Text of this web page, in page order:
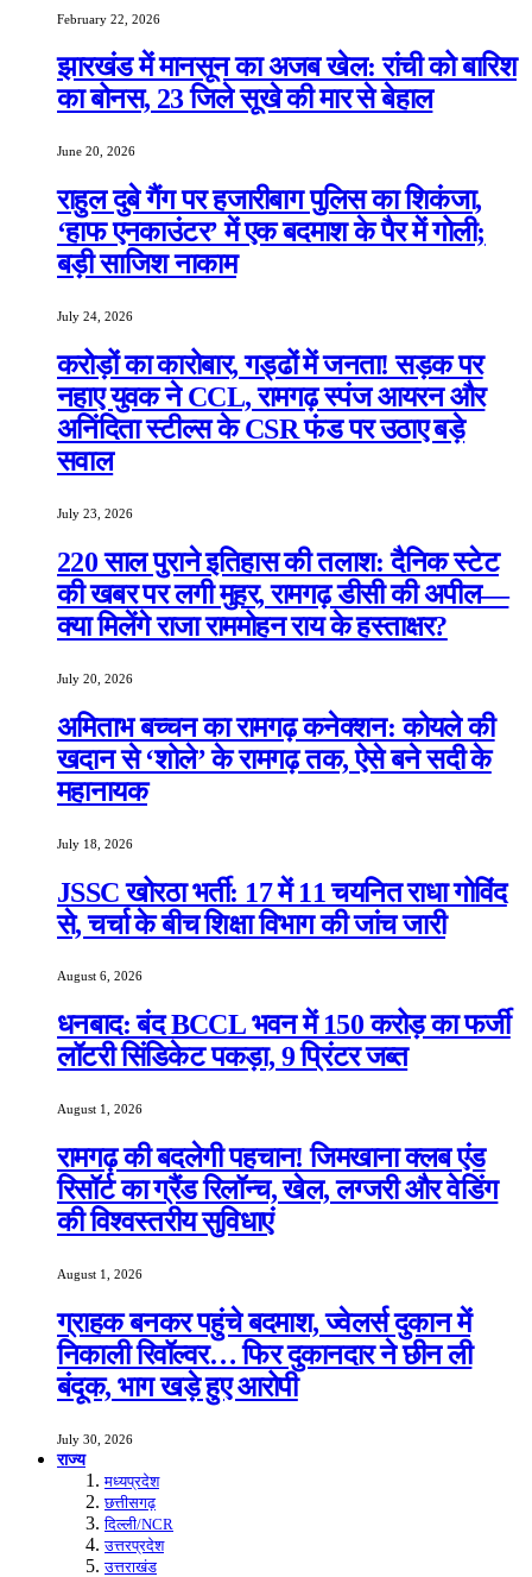
February 22, 2026
झारखंड में मानसून का अजब खेल: रांची को बारिश
का बोनस, 23 जिले सूखे की मार से बेहाल
June 20, 2026
राहुल दुबे गैंग पर हजारीबाग पुलिस का शिकंजा,
‘हाफ एनकाउंटर’ में एक बदमाश के पैर में गोली;
बड़ी साजिश नाकाम
July 24, 2026
करोड़ों का कारोबार, गड्ढों में जनता! सड़क पर
नहाए युवक ने CCL, रामगढ़ स्पंज आयरन और
अनिंदिता स्टील्स के CSR फंड पर उठाए बड़े
सवाल
July 23, 2026
220 साल पुराने इतिहास की तलाश: दैनिक स्टेट
की खबर पर लगी मुहर, रामगढ़ डीसी की अपील—
क्या मिलेंगे राजा राममोहन राय के हस्ताक्षर?
July 20, 2026
अमिताभ बच्चन का रामगढ़ कनेक्शन: कोयले की
खदान से ‘शोले’ के रामगढ़ तक, ऐसे बने सदी के
महानायक
July 18, 2026
JSSC खोरठा भर्ती: 17 में 11 चयनित राधा गोविंद
से, चर्चा के बीच शिक्षा विभाग की जांच जारी
August 6, 2026
धनबाद: बंद BCCL भवन में 150 करोड़ का फर्जी
लॉटरी सिंडिकेट पकड़ा, 9 प्रिंटर जब्त
August 1, 2026
रामगढ़ की बदलेगी पहचान! जिमखाना क्लब एंड
रिसॉर्ट का ग्रैंड रिलॉन्च, खेल, लग्जरी और वेडिंग
की विश्वस्तरीय सुविधाएं
August 1, 2026
ग्राहक बनकर पहुंचे बदमाश, ज्वेलर्स दुकान में
निकाली रिवॉल्वर… फिर दुकानदार ने छीन ली
बंदूक, भाग खड़े हुए आरोपी
July 30, 2026
राज्य
मध्यप्रदेश
छत्तीसगढ़
दिल्ली/NCR
उत्तरप्रदेश
उत्तराखंड